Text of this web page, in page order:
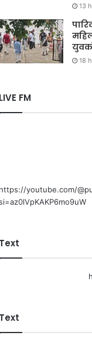
13
18
LIVE FM
https://youtube.com/
Text
Text